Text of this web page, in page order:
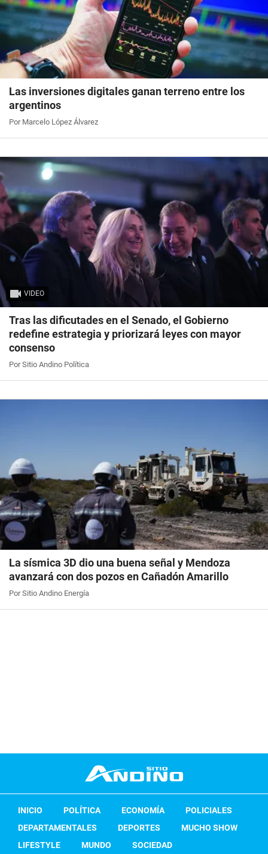
Las inversiones digitales ganan terreno entre los
argentinos
Por Marcelo López Álvarez
VIDEO
Tras las dificutades en el Senado, el Gobierno
redefine estrategia y priorizará leyes con mayor
consenso
Por Sitio Andino Política
La sísmica 3D dio una buena señal y Mendoza
avanzará con dos pozos en Cañadón Amarillo
Por Sitio Andino Energía
INICIO POLÍTICA ECONOMÍA
POLICIALES
DEPARTAMENTALES
DEPORTES
MUCHO SHOW
LIFESTYLE
MUNDO SOCIEDAD